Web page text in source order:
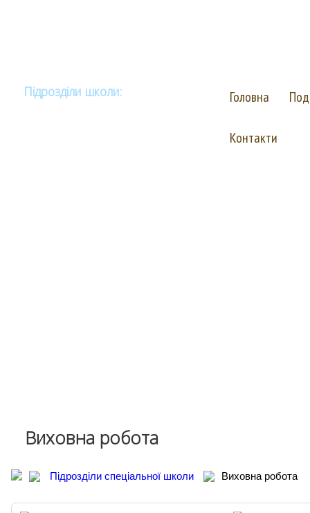
Підрозділи школи:
Головна
Контакти
Виховна робота
Підрозділи спеціальної школи Виховна робота